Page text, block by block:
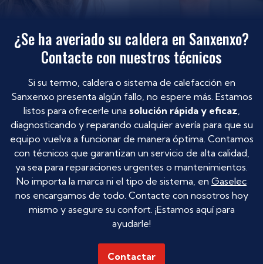
¿Se ha averiado su caldera en Sanxenxo?
Contacte con nuestros técnicos
Si su termo, caldera o sistema de calefacción en
Sanxenxo presenta algún fallo, no espere más. Estamos
listos para ofrecerle una solución rápida y eficaz,
diagnosticando y reparando cualquier avería para que su
equipo vuelva a funcionar de manera óptima. Contamos
con técnicos que garantizan un servicio de alta calidad,
ya sea para reparaciones urgentes o mantenimientos.
No importa la marca ni el tipo de sistema, en Gaselec
nos encargamos de todo. Contacte con nosotros hoy
mismo y asegure su confort. ¡Estamos aquí para
ayudarle!
Contactar